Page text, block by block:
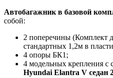
Автобагажник в базовой
собой:
2 поперечины (Комплект
стандартных 1,2м в
4 опоры БК1;
4 модельных крепления с
Hyundai Elantra V седан